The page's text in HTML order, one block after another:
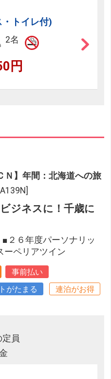
トイレ付)
2名
円
Ｎ】年間：北海道への旅
ジネスに！千歳に
■２６年度パーソナリッ
ーペリアツイン
事前払い
がたまる
連泊がお得
員